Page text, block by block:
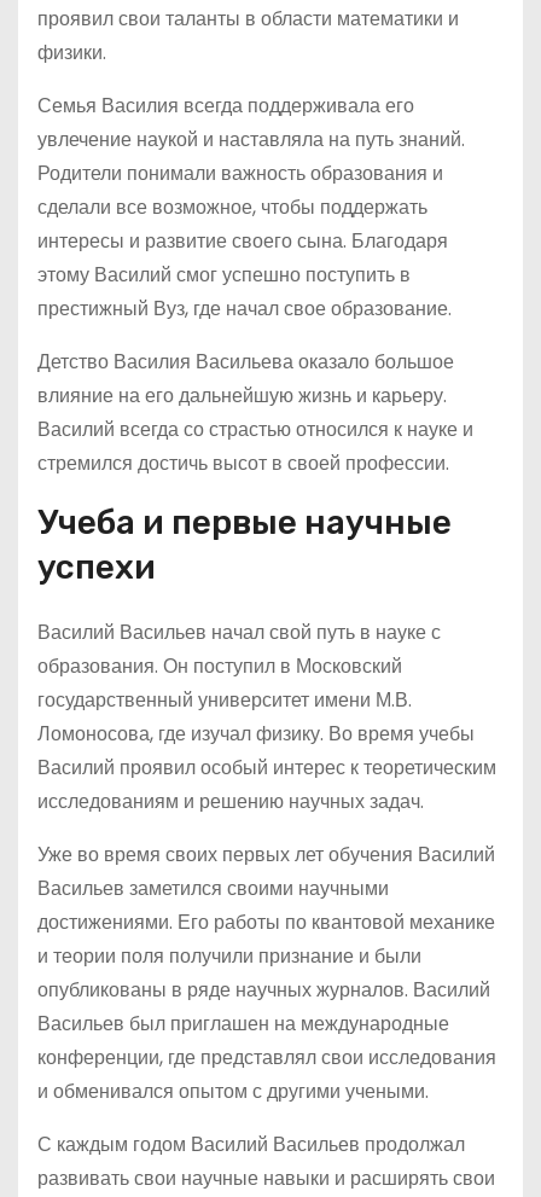
проявил свои таланты в области математики и
физики.
Семья Василия всегда поддерживала его
увлечение наукой и наставляла на путь знаний.
Родители понимали важность образования и
сделали все возможное, чтобы поддержать
интересы и развитие своего сына. Благодаря
этому Василий смог успешно поступить в
престижный Вуз, где начал свое образование.
Детство Василия Васильева оказало большое
влияние на его дальнейшую жизнь и карьеру.
Василий всегда со страстью относился к науке и
стремился достичь высот в своей профессии.
Учеба и первые научные
успехи
Василий Васильев начал свой путь в науке с
образования. Он поступил в Московский
государственный университет имени М.В.
Ломоносова, где изучал физику. Во время учебы
Василий проявил особый интерес к теоретическим
исследованиям и решению научных задач.
Уже во время своих первых лет обучения Василий
Васильев заметился своими научными
достижениями. Его работы по квантовой механике
и теории поля получили признание и были
опубликованы в ряде научных журналов. Василий
Васильев был приглашен на международные
конференции, где представлял свои исследования
и обменивался опытом с другими учеными.
С каждым годом Василий Васильев продолжал
развивать свои научные навыки и расширять свои